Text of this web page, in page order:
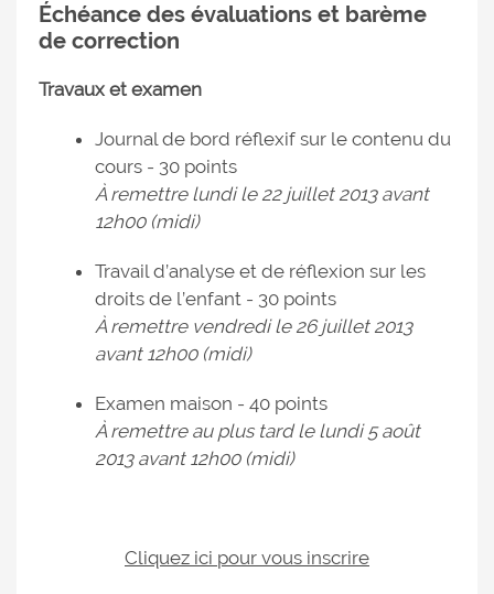
Échéance des évaluations et barème
de correction
Travaux et examen
Journal de bord réflexif sur le contenu du
cours - 30 points
À remettre lundi le 22 juillet 2013 avant
12h00 (midi)
Travail d’analyse et de réflexion sur les
droits de l’enfant - 30 points
À remettre vendredi le 26 juillet 2013
avant 12h00 (midi)
Examen maison - 40 points
À remettre au plus tard le lundi 5 août
2013 avant 12h00 (midi)
Cliquez ici pour vous inscrire